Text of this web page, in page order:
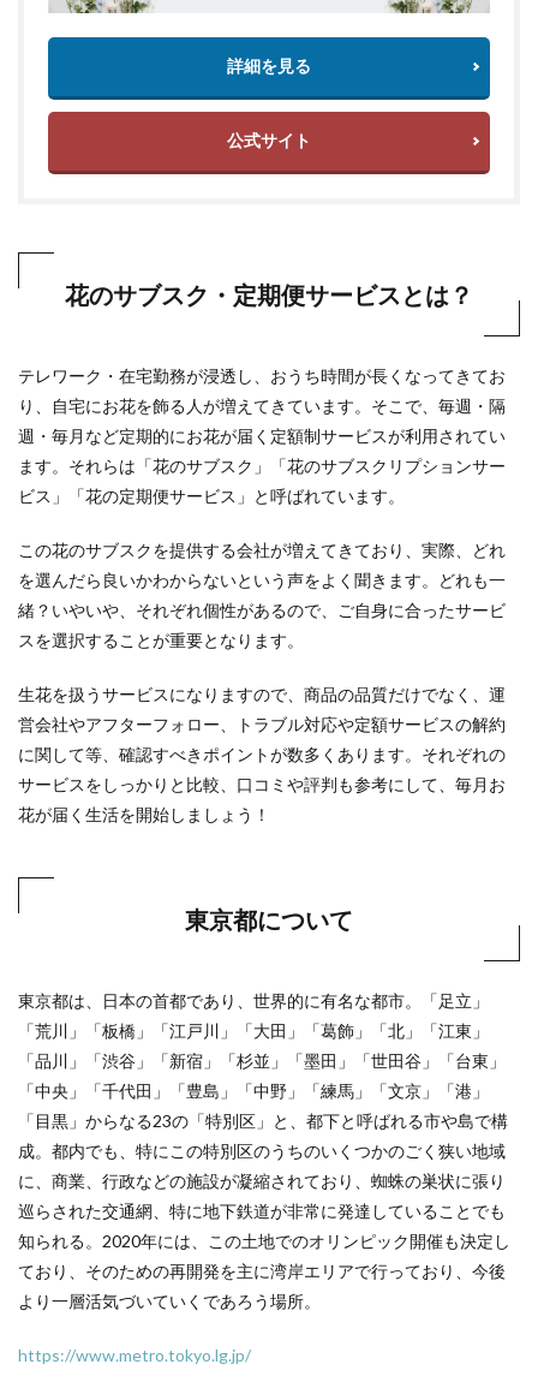
詳細を見る
公式サイト
花のサブスク・定期便サービスとは？
テレワーク・在宅勤務が浸透し、おうち時間が長くなってきてお
り、自宅にお花を飾る人が増えてきています。そこで、毎週・隔
週・毎月など定期的にお花が届く定額制サービスが利用されてい
ます。それらは「花のサブスク」「花のサブスクリプションサー
ビス」「花の定期便サービス」と呼ばれています。
この花のサブスクを提供する会社が増えてきており、実際、どれ
を選んだら良いかわからないという声をよく聞きます。どれも一
緒？いやいや、それぞれ個性があるので、ご自身に合ったサービ
スを選択することが重要となります。
生花を扱うサービスになりますので、商品の品質だけでなく、運
営会社やアフターフォロー、トラブル対応や定額サービスの解約
に関して等、確認すべきポイントが数多くあります。それぞれの
サービスをしっかりと比較、口コミや評判も参考にして、毎月お
花が届く生活を開始しましょう！
東京都について
東京都は、日本の首都であり、世界的に有名な都市。「足立」
「荒川」「板橋」「江戸川」「大田」「葛飾」「北」「江東」
「品川」「渋谷」「新宿」「杉並」「墨田」「世田谷」「台東」
「中央」「千代田」「豊島」「中野」「練馬」「文京」「港」
「目黒」からなる23の「特別区」と、都下と呼ばれる市や島で構
成。都内でも、特にこの特別区のうちのいくつかのごく狭い地域
に、商業、行政などの施設が凝縮されており、蜘蛛の巣状に張り
巡らされた交通網、特に地下鉄道が非常に発達していることでも
知られる。2020年には、この土地でのオリンピック開催も決定し
ており、そのための再開発を主に湾岸エリアで行っており、今後
より一層活気づいていくであろう場所。
https://www.metro.tokyo.lg.jp/